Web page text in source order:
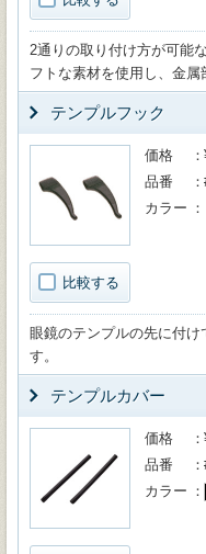
2通りの取り付け方が可能
フトな素材を使用し、金属
テンプルフック
比較する
価格
品番
カラー
眼鏡のテンプルの先に付
す。
テンプルカバー
価格
品番
カラー